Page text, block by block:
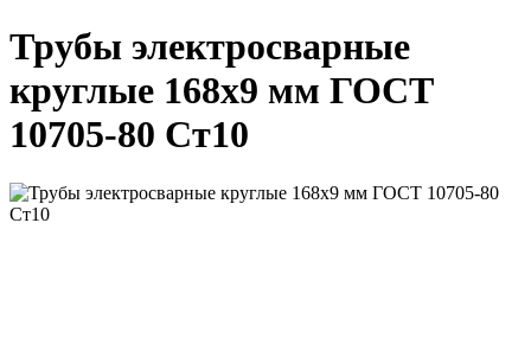
Трубы электросварные
круглые 168x9 мм ГОСТ
10705-80 Ст10